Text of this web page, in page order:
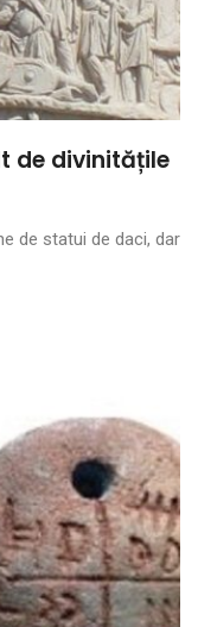
de divinitățile
de statui de daci, dar